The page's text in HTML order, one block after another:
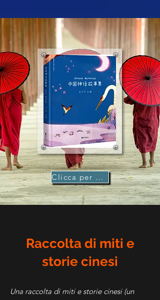
Clicca per comprare
Raccolta di miti e
storie cinesi
Una raccolta di miti e storie cinesi (un